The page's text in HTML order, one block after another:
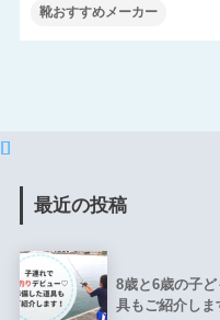
靴おすすめメーカー
最近の投稿
8歳と6歳の子
具もご紹介しま